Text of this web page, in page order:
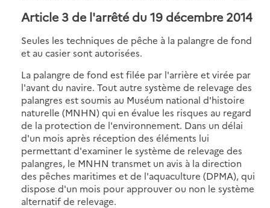
Article 3 de l'arrêté du 19 décembre 2014
Seules les techniques de pêche à la palangre de fond
et au casier sont autorisées.
La palangre de fond est filée par l'arrière et virée par
l'avant du navire. Tout autre système de relevage des
palangres est soumis au Muséum national d'histoire
naturelle (MNHN) qui en évalue les risques au regard
de la protection de l'environnement. Dans un délai
d'un mois après réception des éléments lui
permettant d'examiner le système de relevage des
palangres, le MNHN transmet un avis à la direction
des pêches maritimes et de l'aquaculture (DPMA), qui
dispose d'un mois pour approuver ou non le système
alternatif de relevage.